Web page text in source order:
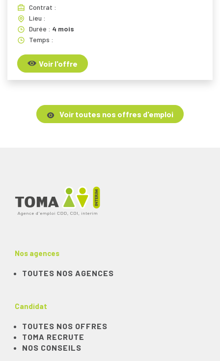
Contrat :
Lieu :
Durée : 4 mois
Temps :
Voir l'offre
Voir toutes nos offres d'emploi
Nos agences
TOUTES NOS AGENCES
Candidat
TOUTES NOS OFFRES
TOMA RECRUTE
NOS CONSEILS